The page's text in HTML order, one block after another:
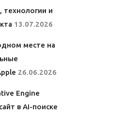
технологии и
13.07.2026
месте на
26.06.2026
Engine
в AI-поиске